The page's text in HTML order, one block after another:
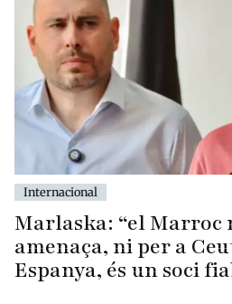
Internacional
Marlaska: “el Marroc
amenaça, ni per a
Espanya, és un soci